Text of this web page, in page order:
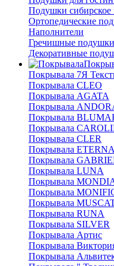
Подушки сибирское
Ортопедические
Наполнители
Гречишные подушки
Декоративные
Покрывала 7Я
Покрывала CLEO
Покрывала AGATA
Покрывала
Покрывала
Покрывала
Покрывала CLER
Покрывала
Покрывала
Покрывала LUNA
Покрывала
Покрывала
Покрывала
Покрывала RUNA
Покрывала SILVER
Покрывала Артис
Покрывала
Покрывала